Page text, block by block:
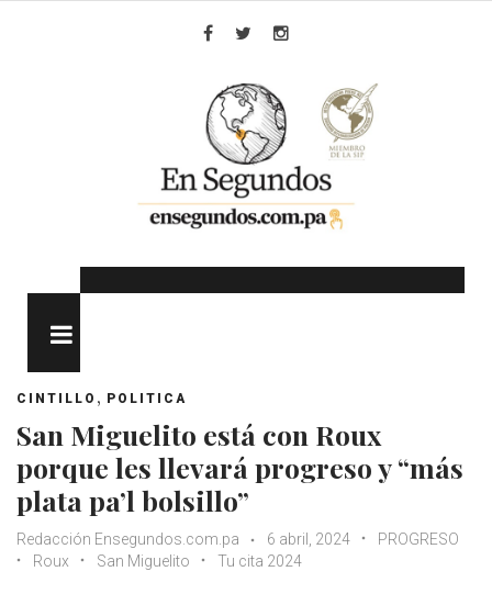
CINTILLO , POLITICA
San Miguelito está con Roux
porque les llevará progreso y “más
plata pa’l bolsillo”
Redacción Ensegundos.com.pa 6 abril, 2024
PROGRESO
Roux
San Miguelito Tu cita 2024